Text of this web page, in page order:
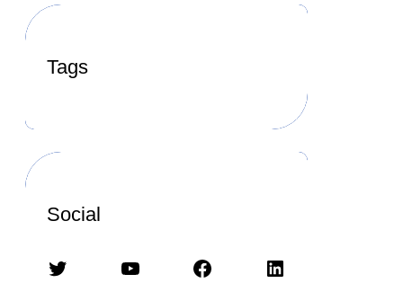
Tags
Social
Twitter YouTube Facebook LinkedIn